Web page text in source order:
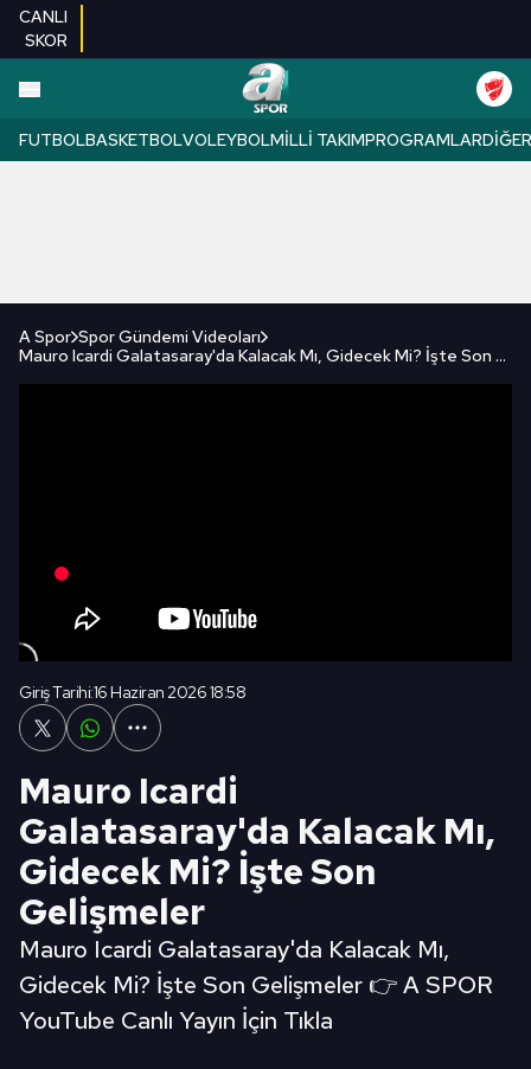
CANLI
SKOR
FUTBOLBASKETBOLVOLEYBOLMILLI TAKIMPROGRAMLARDIĞER
A Spor Spor Gündemi Videoları
Mauro Icardi Galatasaray'da Kalacak Mı, Gidecek Mi? İşte Son Gelişmeler
Giriş Tarihi:16 Haziran 2026 18:58
Mauro Icardi
Galatasaray'da Kalacak Mı,
Gidecek Mi? İşte Son
Gelişmeler
Mauro Icardi Galatasaray'da Kalacak Mı,
Gidecek Mi? İşte Son Gelişmeler 👉 A SPOR
YouTube Canlı Yayın İçin Tıkla